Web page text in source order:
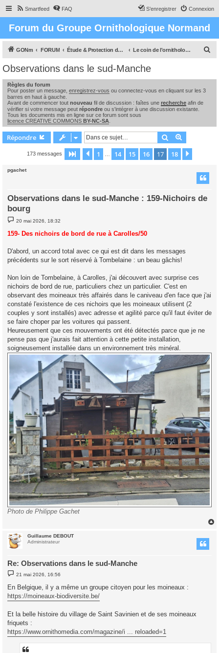
Smartfeed FAQ Connexion
S’enregistrer
Forum du Groupe Ornithologique Normand
GONm FORUM Étude & Protection des Oiseaux et de leurs milieux en Normandie Le coin de l'ornithologue : observations, études & enquêtes
Observations dans le sud-Manche
Règles du forum
Pour poster un message, enregistrez-vous ou connectez-vous en cliquant sur les 3
barres en haut à gauche.
Avant de commencer tout nouveau fil de discussion : faîtes une recherche afin de
vérifier si votre message peut répondre ou s'intégrer à une discussion existante.
Tous les documents mis en ligne sur ce forum sont sous
licence CREATIVE COMMONS BY-NC-SA
Répondre Rechercher
173 messages Page 17 sur 18
Précédente
1 14 15 16 17 18
pgachet
Observations dans le sud-Manche : 159-Nichoirs de
bourg
M
e
s
s
g
e
20 mai 2026, 18:32
159- Des nichoirs de bord de rue à Carolles/50
D'abord, un accord total avec ce qui est dit dans les messages
précédents sur le sort réservé à Tombelaine : un beau gâchis!
Non loin de Tombelaine, à Carolles, j'ai découvert avec surprise ces
nichoirs de bord de rue, particuliers chez un particulier. C'est en
observant des moineaux très affairés dans le caniveau d'en face que j'ai
constaté l'existence de ces nichoirs que les moineaux utilisent (2
couples y sont installés) avec adresse et agilité parce qu'il faut éviter de
se faire choper par les voitures qui passent.
Heureusement que ces mouvements ont été détectés parce que je ne
pense pas que j'aurais fait attention à cette petite installation,
soigneusement installée dans un environnement très minéral.
Photo de Philippe Gachet
Guillaume DEBOUT
Administrateur
Re: Observations dans le sud-Manche
M
e
s
a
g
21 mai 2026, 16:56
En Belgique, il y a même un groupe citoyen pour les moineaux :
https://moineaux-biodiversite.be/
Et la belle histoire du village de Saint Savinien et de ses moineaux
friquets :
https://www.ornithomedia.com/magazine/i ... reloaded=1